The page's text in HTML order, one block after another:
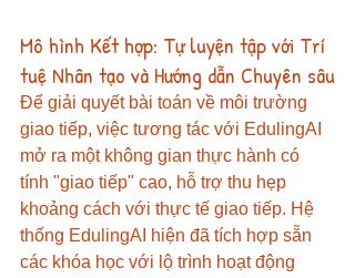
Mô hình Kết hợp: Tự luyện tập với Trí
tuệ Nhân tạo và Hướng dẫn Chuyên sâu
Để giải quyết bài toán về môi trường
giao tiếp, việc tương tác với EdulingAI
mở ra một không gian thực hành có
tính "giao tiếp" cao, hỗ trợ thu hẹp
khoảng cách với thực tế giao tiếp. Hệ
thống EdulingAI hiện đã tích hợp sẵn
các khóa học với lộ trình hoạt động